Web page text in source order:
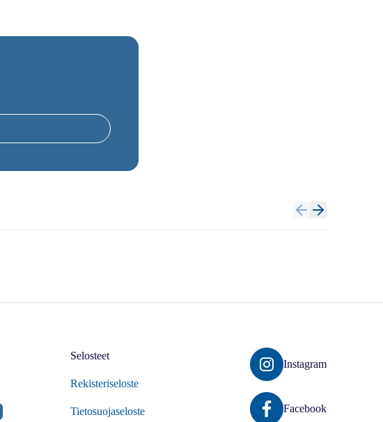
Selosteet
Rekisteriseloste
Tietosuojaseloste
Instagram
Facebook